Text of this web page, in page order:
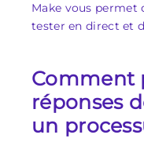
Make vous permet
tester en direct et
Comment
réponses
un